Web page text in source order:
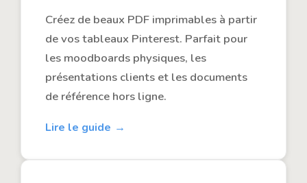
Créez de beaux PDF imprimables à partir
de vos tableaux Pinterest. Parfait pour
les moodboards physiques, les
présentations clients et les documents
de référence hors ligne.
Lire le guide